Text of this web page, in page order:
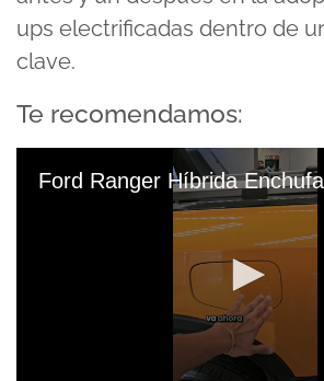
ups electrificadas dentro de
clave.
Te recomendamos: